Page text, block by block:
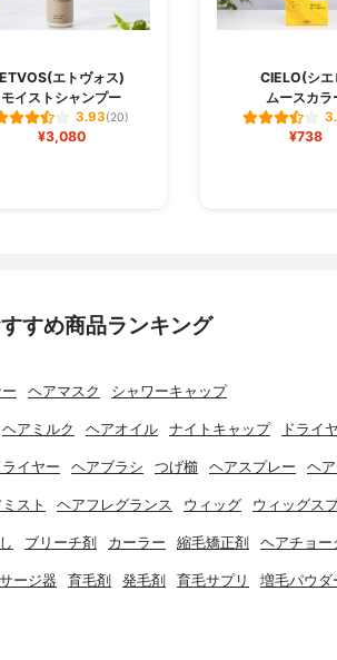
ETVOS(エトヴォス)
モイストシャンプー
3.93(20)
¥3,080
CIELO(シエ
ムースカラ
¥738
すめ商品ランキング
ヘアマスク シャワーキャップ
ヘアミルク ヘアオイル ナイトキャップ ドライ
イヤー ヘアブラシ つげ櫛 ヘアスプレー ヘ
スト ヘアフレグランス ウィッグ ウィッグス
ブリーチ剤 カーラー 縮毛矯正剤 ヘアチョー
ージ器 育毛剤 発毛剤 育毛サプリ 増毛パウダ